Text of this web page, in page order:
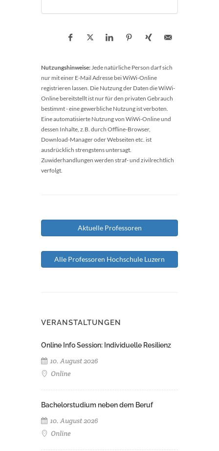
Nutzungshinweise:Jede natürliche Person darf sich
nur mit einer E-Mail Adresse bei WiWi-Online
registrieren lassen. Die Nutzung der Daten die WiWi-
Online bereitstellt ist nur für den privaten Gebrauch
bestimmt - eine gewerbliche Nutzung ist verboten.
Eine automatisierte Nutzung von WiWi-Online und
dessen Inhalte, z.B. durch Offline-Browser,
Download-Manager oder Webseiten etc. ist
ausdrücklich strengstens untersagt.
Zuwiderhandlungen werden straf- und zivilrechtlich
verfolgt.
Aktuelle Professoren
Alle Professoren Hochschule Luzern
VERANSTALTUNGEN
Online Info Session: Individuelle Resilienz
10. August 2026
Online
Bachelorstudium neben dem Beruf
10. August 2026
Online